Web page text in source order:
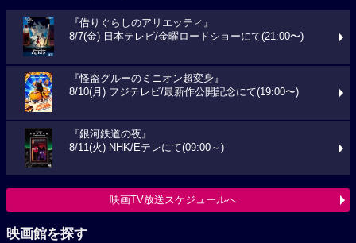
『借りぐらしのアリエッティ』
8/7(金) 日本テレビ/金曜ロードショーにて(21:00〜)
『怪盗グルーのミニオン超変身』
8/10(月) フジテレビ/最新作公開記念にて(19:00〜)
『銀河鉄道の夜』
8/11(火) NHK/Eテレにて(09:00～)
映画TV放送スケジュールへ
映画館を探す